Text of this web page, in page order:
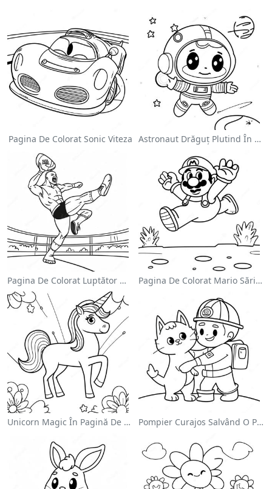
Pagina De Colorat Sonic Viteza Astronaut Drăguț Plutind În Spațiu - Pagina De Colorat
Pagina De Colorat Luptător Wwe Sărind Pe Inamic Pagina De Colorat Mario Sărind Peste Goombas
Unicorn Magic În Pagină De Colorat Cu Curcubeu Pompier Curajos Salvând O Pisică - Pagina De Colorat